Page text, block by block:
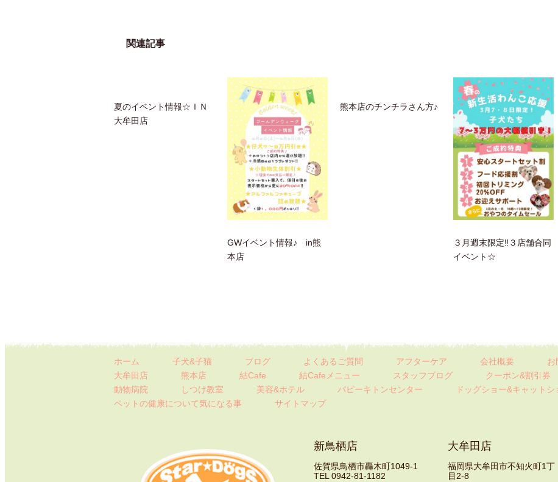
関連記事
夏のイベント情報☆ＩＮ
大牟田店
GWイベント情報♪ in熊
本店
熊本店のチンチラさん方♪
３月週末限定‼３店舗合同
イベント☆
ホーム 子犬&子猫 ブログ よくあるご質問 アフターケア 会社概要 お
大牟田店
熊本店 結Cafe 結Cafeメニュー スタッフブログ クーポン&割引券
動物病院
しつけ教室 美容&ホテル パピーキトンセンター ドッグショー&キャット シ
ペットの健康について気になる事 サイトマップ
新鳥栖店
佐賀県鳥栖市轟木町1049-1
TEL 0942-81-1182
大牟田店
福岡県大牟田市不知火町1丁
目2-8